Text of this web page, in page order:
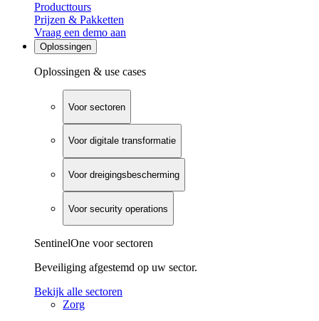
Producttours
Prijzen & Pakketten
Vraag een demo aan
Oplossingen
Oplossingen & use cases
Voor sectoren
Voor digitale transformatie
Voor dreigingsbescherming
Voor security operations
SentinelOne voor sectoren
Beveiliging afgestemd op uw sector.
Bekijk alle sectoren
Zorg